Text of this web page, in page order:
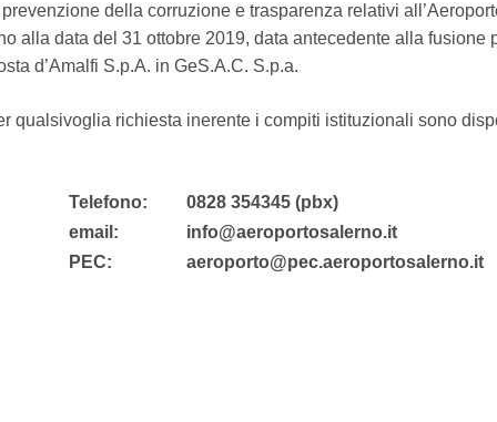
della corruzione e trasparenza relativi
alla data del 31 ottobre 2019, data antecedente alla fusione
d’Amalfi S.p.A. in GeS.A.C. S.p.a.
qualsivoglia richiesta inerente i compiti istituzionali sono
0828 354345 (pbx)
info@aeroportosalerno.it
aeroporto@pec.aeroportosalerno.it